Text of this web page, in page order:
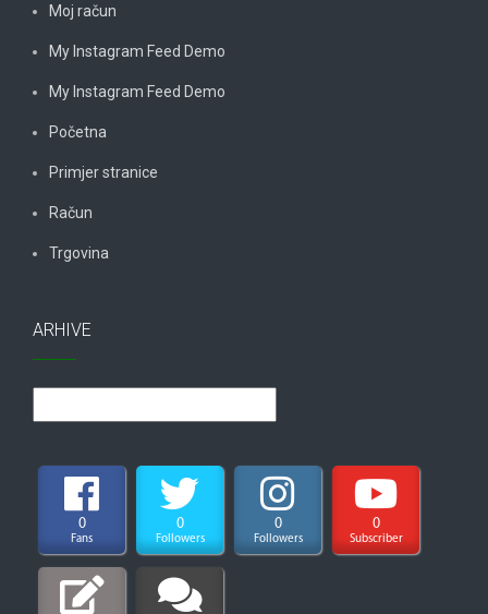
Moj račun
My Instagram Feed Demo
My Instagram Feed Demo
Početna
Primjer stranice
Račun
Trgovina
ARHIVE
0
Fans
0
Followers
0
Followers
0
Subscriber